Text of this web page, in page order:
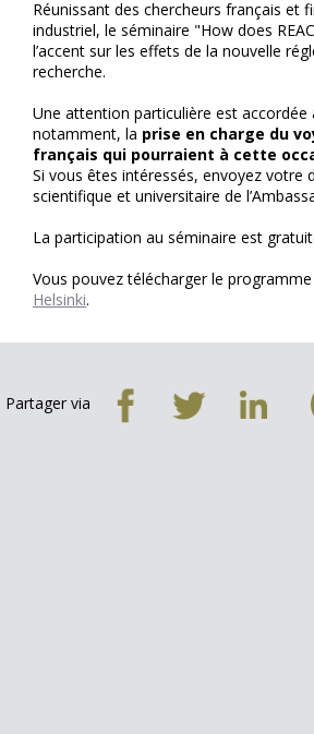
Réunissant des chercheurs français et
industriel, le séminaire "How does
l’accent sur les effets de la nouvelle
recherche.
Une attention particulière est
notamment, la prise en charge du
français qui pourraient à cette
Si vous êtes intéressés, envoyez votre
scientifique et universitaire de
La participation au séminaire est
Vous pouvez télécharger le
Helsinki.
Partager via